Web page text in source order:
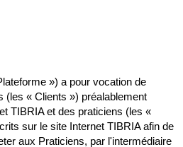
») a pour vocation de
(les « Clients ») préalablement
TIBRIA et des praticiens (les «
sur le site Internet TIBRIA afin de
aux Praticiens, par l'intermédiaire